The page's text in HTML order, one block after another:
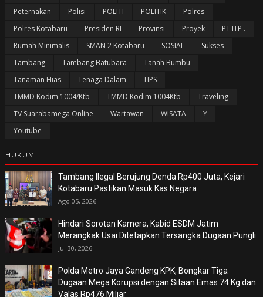
Peternakan
Polisi POLITI POLITIK
Polres
Polres Kotabaru
Presiden RI Provinsi Proyek
PT ITP .
Rumah Minimalis
SMAN 2 Kotabaru SOSIAL
Sukses
Tambang
Tambang Batubara
Tanah Bumbu
Tanaman Hias
Tenaga Dalam
TIPS
TMMD Kodim 1004/Ktb
TMMD Kodim 1004Ktb
Traveling
TV Suarabamega Online
Wartawan WISATA
Y
Youtube
HUKUM
Tambang Ilegal Berujung Denda Rp400 Juta, Kejari
Kotabaru Pastikan Masuk Kas Negara
Ago 05, 2026
Hindari Sorotan Kamera, Kabid ESDM Jatim
Merangkak Usai Ditetapkan Tersangka Dugaan Pungli
Jul 30, 2026
Polda Metro Jaya Gandeng KPK, Bongkar Tiga
Dugaan Mega Korupsi dengan Sitaan Emas 74 Kg dan
Valas Rp476 Miliar